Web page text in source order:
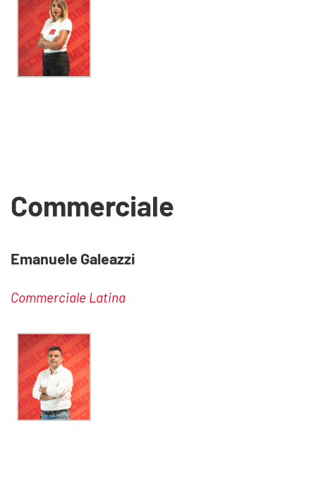
Commerciale
Emanuele Galeazzi
Commerciale Latina